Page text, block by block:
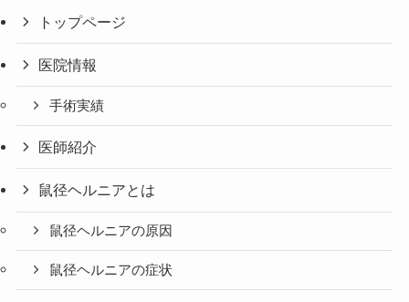
トップページ
医院情報
手術実績
医師紹介
鼠径ヘルニアとは
鼠径ヘルニアの原因
鼠径ヘルニアの症状